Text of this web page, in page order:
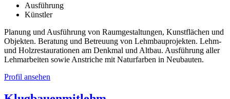
Ausführung
Künstler
Planung und Ausführung von Raumgestaltungen, Kunstflächen und
Objekten. Beratung und Betreuung von Lehmbauprojekten. Lehm-
und Holzrestaurationen am Denkmal und Altbau. Ausführung aller
Lehmarbeiten sowie Anstriche mit Naturfarben in Neubauten.
Profil ansehen